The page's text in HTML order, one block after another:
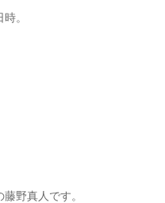
。
野真人です。